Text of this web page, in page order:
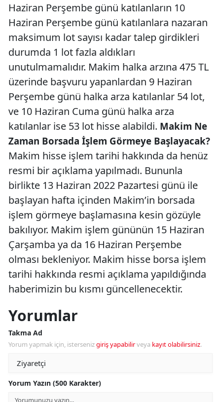
Haziran Perşembe günü katılanların 10
Haziran Perşembe günü katılanlara nazaran
maksimum lot sayısı kadar talep girdikleri
durumda 1 lot fazla aldıkları
unutulmamalıdır. Makim halka arzına 475 TL
üzerinde başvuru yapanlardan 9 Haziran
Perşembe günü halka arza katılanlar 54 lot,
ve 10 Haziran Cuma günü halka arza
katılanlar ise 53 lot hisse alabildi. Makim Ne
Zaman Borsada İşlem Görmeye Başlayacak?
Makim hisse işlem tarihi hakkında da henüz
resmi bir açıklama yapılmadı. Bununla
birlikte 13 Haziran 2022 Pazartesi günü ile
başlayan hafta içinden Makim’in borsada
işlem görmeye başlamasına kesin gözüyle
bakılıyor. Makim işlem gününün 15 Haziran
Çarşamba ya da 16 Haziran Perşembe
olması bekleniyor. Makim hisse borsa işlem
tarihi hakkında resmi açıklama yapıldığında
haberimizin bu kısmı güncellenecektir.
Yorumlar
Takma Ad
Yorum yapmak için, istersenizgiriş yapabilirveya kayıt olabilirsiniz.
Yorum Yazın (500 Karakter)